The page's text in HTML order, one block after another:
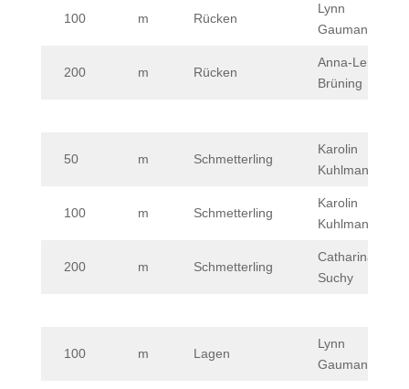
100 m Rücken
Lynn
Gaumann
200 m Rücken
Anna-Lena
Brüning
50 m Schmetterling
Karolin
Kuhlmann
100 m Schmetterling
Karolin
Kuhlmann
200 m Schmetterling
Catharina
Suchy
100 m Lagen
Lynn
Gaumann